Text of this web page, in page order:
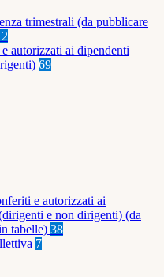
trimestrali (da pubblicare
autorizzati ai dipendenti
69
e autorizzati ai
e non dirigenti) (da
tabelle) 38
7